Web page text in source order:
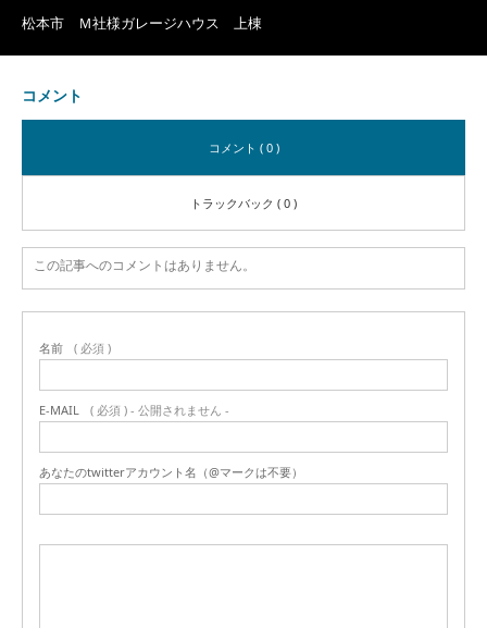
松本市 Ｍ社様ガレージハウス 上棟
コメント
コメント ( 0 )
トラックバック ( 0 )
この記事へのコメントはありません。
名前 ( 必須 )
E-MAIL ( 必須 ) - 公開されません -
あなたのtwitterアカウント名（@マークは不要）